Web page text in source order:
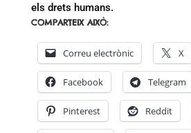
els drets humans.
COMPARTEIX AIXÒ:
Correu electrònic X
Facebook Telegram
Pinterest Reddit